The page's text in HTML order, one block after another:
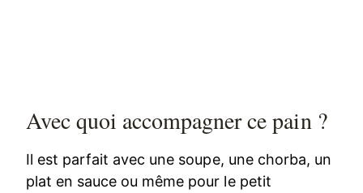
Avec quoi accompagner ce pain ?
Il est parfait avec une soupe, une chorba, un
plat en sauce ou même pour le petit